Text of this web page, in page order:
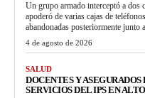
Un grupo armado interceptó a dos
apoderó de varias cajas de
abandonadas posteriormente junto
4 de agosto de 2026
SALUD
DOCENTES Y
SERVICIOS DEL IPS EN